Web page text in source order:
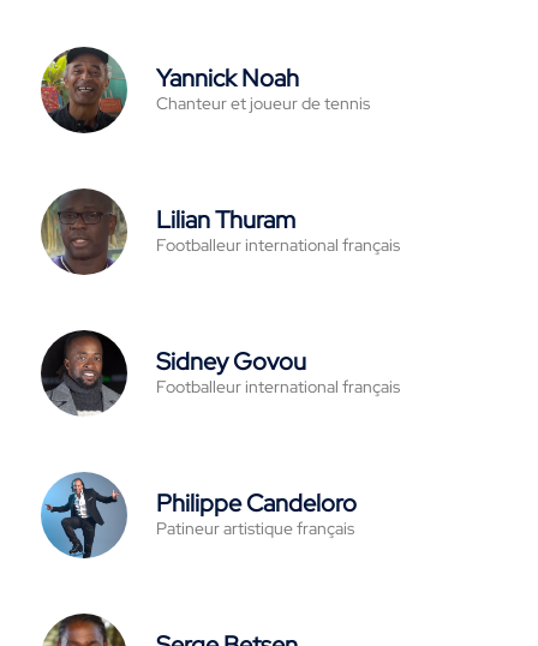
Yannick Noah
Chanteur et joueur de tennis
Lilian Thuram
Footballeur international français
Sidney Govou
Footballeur international français
Philippe Candeloro
Patineur artistique français